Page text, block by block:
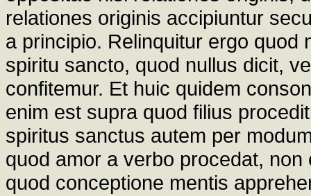
relationes originis accipiuntur
a principio. Relinquitur ergo
spiritu sancto, quod nullus dicit,
confitemur. Et huic quidem
enim est supra quod filius
spiritus sanctus autem per
quod amor a verbo procedat,
quod conceptione mentis